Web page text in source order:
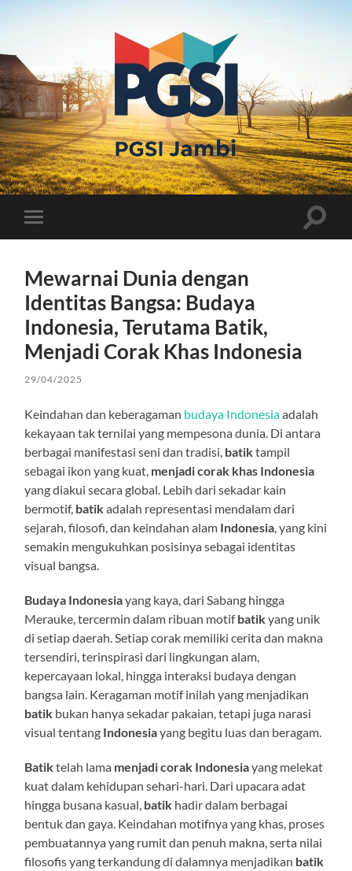
PGSI
JAMBI
Toggle
mobile
Toggle
Mewarnai Dunia dengan
Identitas Bangsa: Budaya
Indonesia, Terutama Batik,
Menjadi Corak Khas Indonesia
29/04/2025
Keindahan dan keberagaman budaya Indonesiaadalah
kekayaan tak ternilai yang mempesona dunia. Di antara
berbagai manifestasi seni dan tradisi, batiktampil
sebagai ikon yang kuat, menjadi corak khas Indonesia
yang diakui secara global. Lebih dari sekadar kain
bermotif, batikadalah representasi mendalam dari
sejarah, filosofi, dan keindahan alam Indonesia , yang kini
semakin mengukuhkan posisinya sebagai identitas
visual bangsa.
Budaya Indonesiayang kaya, dari Sabang hingga
Merauke, tercermin dalam ribuan motifbatikyang unik
di setiap daerah. Setiap corak memiliki cerita dan makna
tersendiri, terinspirasi dari lingkungan alam,
kepercayaan lokal, hingga interaksi budaya dengan
bangsa lain. Keragaman motif inilah yang menjadikan
batik bukan hanya sekadar pakaian, tetapi juga narasi
visual tentang Indonesiayang begitu luas dan beragam.
Batiktelah lama menjadi corak Indonesiayang melekat
kuat dalam kehidupan sehari-hari. Dari upacara adat
hingga busana kasual, batik hadir dalam berbagai
bentuk dan gaya. Keindahan motifnya yang khas, proses
pembuatannya yang rumit dan penuh makna, serta nilai
filosofis yang terkandung di dalamnya menjadikan batik